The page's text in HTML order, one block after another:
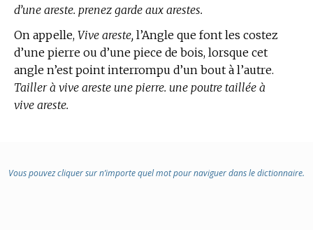
d’une areste. prenez garde aux arestes.
On appelle, Vive areste, l’Angle que font les costez
d’une pierre ou d’une piece de bois, lorsque cet
angle n’est point interrompu d’un bout à l’autre.
Tailler à vive areste une pierre. une poutre taillée à
vive areste.
Vous pouvez cliquer sur n’importe quel mot pour naviguer dans le dictionnaire.